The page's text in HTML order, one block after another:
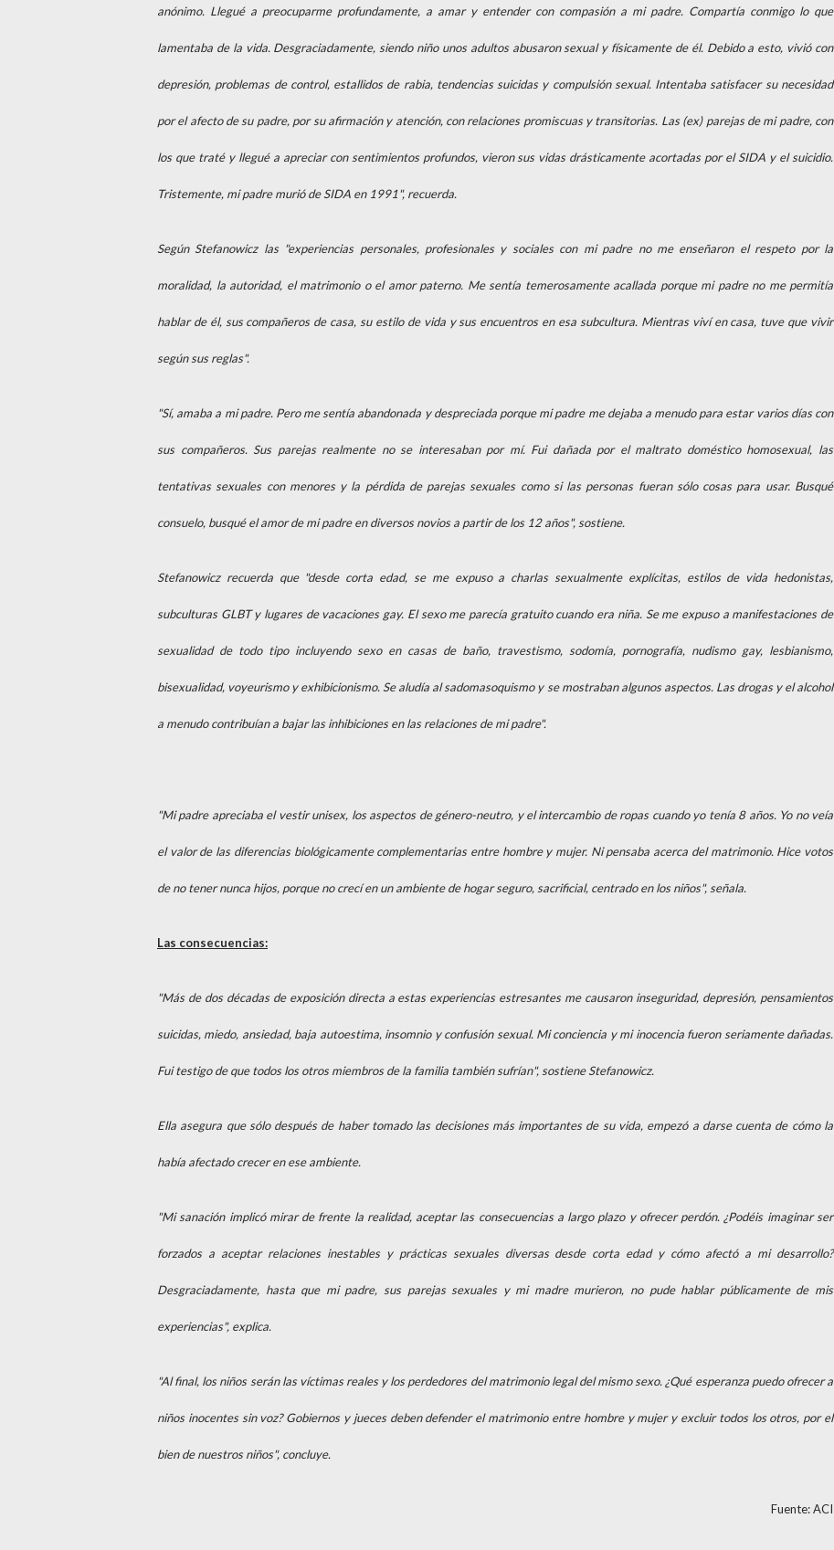
anónimo. Llegué a preocuparme profundamente, a amar y entender con compasión a mi padre. Compartía conmigo lo que
lamentaba de la vida. Desgraciadamente, siendo niño unos adultos abusaron sexual y físicamente de él. Debido a esto, vivió con
depresión, problemas de control, estallidos de rabia, tendencias suicidas y compulsión sexual. Intentaba satisfacer su necesidad
por el afecto de su padre, por su afirmación y atención, con relaciones promiscuas y transitorias. Las (ex) parejas de mi padre, con
los que traté y llegué a apreciar con sentimientos profundos, vieron sus vidas drásticamente acortadas por el SIDA y el suicidio.
Tristemente, mi padre murió de SIDA en 1991", recuerda.
Según Stefanowicz las "experiencias personales, profesionales y sociales con mi padre no me enseñaron el respeto por la
moralidad, la autoridad, el matrimonio o el amor paterno. Me sentía temerosamente acallada porque mi padre no me permitía
hablar de él, sus compañeros de casa, su estilo de vida y sus encuentros en esa subcultura. Mientras viví en casa, tuve que vivir
según sus reglas".
"Sí, amaba a mi padre. Pero me sentía abandonada y despreciada porque mi padre me dejaba a menudo para estar varios días con
sus compañeros. Sus parejas realmente no se interesaban por mí. Fui dañada por el maltrato doméstico homosexual, las
tentativas sexuales con menores y la pérdida de parejas sexuales como si las personas fueran sólo cosas para usar. Busqué
consuelo, busqué el amor de mi padre en diversos novios a partir de los 12 años", sostiene.
Stefanowicz recuerda que "desde corta edad, se me expuso a charlas sexualmente explícitas, estilos de vida hedonistas,
subculturas GLBT y lugares de vacaciones gay. El sexo me parecía gratuito cuando era niña. Se me expuso a manifestaciones de
sexualidad de todo tipo incluyendo sexo en casas de baño, travestismo, sodomía, pornografía, nudismo gay, lesbianismo,
bisexualidad, voyeurismo y exhibicionismo. Se aludía al sadomasoquismo y se mostraban algunos aspectos. Las drogas y el alcohol
a menudo contribuían a bajar las inhibiciones en las relaciones de mi padre".
"Mi padre apreciaba el vestir unisex, los aspectos de género-neutro, y el intercambio de ropas cuando yo tenía 8 años. Yo no veía
el valor de las diferencias biológicamente complementarias entre hombre y mujer. Ni pensaba acerca del matrimonio. Hice votos
de no tener nunca hijos, porque no crecí en un ambiente de hogar seguro, sacrificial, centrado en los niños", señala.
Las consecuencias:
"Más de dos décadas de exposición directa a estas experiencias estresantes me causaron inseguridad, depresión, pensamientos
suicidas, miedo, ansiedad, baja autoestima, insomnio y confusión sexual. Mi conciencia y mi inocencia fueron seriamente dañadas.
Fui testigo de que todos los otros miembros de la familia también sufrían", sostiene Stefanowicz.
Ella asegura que sólo después de haber tomado las decisiones más importantes de su vida, empezó a darse cuenta de cómo la
había afectado crecer en ese ambiente.
"Mi sanación implicó mirar de frente la realidad, aceptar las consecuencias a largo plazo y ofrecer perdón. ¿Podéis imaginar ser
forzados a aceptar relaciones inestables y prácticas sexuales diversas desde corta edad y cómo afectó a mi desarrollo?
Desgraciadamente, hasta que mi padre, sus parejas sexuales y mi madre murieron, no pude hablar públicamente de mis
experiencias", explica.
"Al final, los niños serán las víctimas reales y los perdedores del matrimonio legal del mismo sexo. ¿Qué esperanza puedo ofrecer a
niños inocentes sin voz? Gobiernos y jueces deben defender el matrimonio entre hombre y mujer y excluir todos los otros, por el
bien de nuestros niños", concluye.
Fuente: ACI